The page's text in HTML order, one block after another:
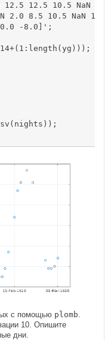
12.5 12.5 10.5 NaN
2.0 8.5 10.5 NaN
-8.0]';
с помощью plomb
10. Опишите
дни.